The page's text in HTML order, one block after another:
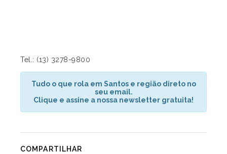
Tel.: (13) 3278-9800
Tudo o que rola em Santos e região direto no
seu email.
Clique e assine a nossa newsletter gratuita!
COMPARTILHAR